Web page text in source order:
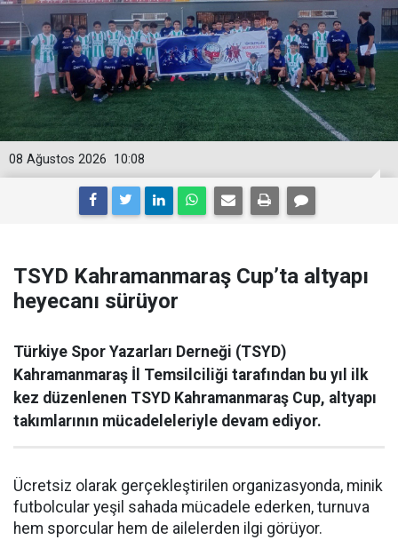
10:08
08 Ağustos 2026
TSYD Kahramanmaraş Cup’ta altyapı
heyecanı sürüyor
Türkiye Spor Yazarları Derneği (TSYD)
Kahramanmaraş İl Temsilciliği tarafından bu yıl ilk
kez düzenlenen TSYD Kahramanmaraş Cup, altyapı
takımlarının mücadeleleriyle devam ediyor.
Ücretsiz olarak gerçekleştirilen organizasyonda, minik
futbolcular yeşil sahada mücadele ederken, turnuva
hem sporcular hem de ailelerden ilgi görüyor.